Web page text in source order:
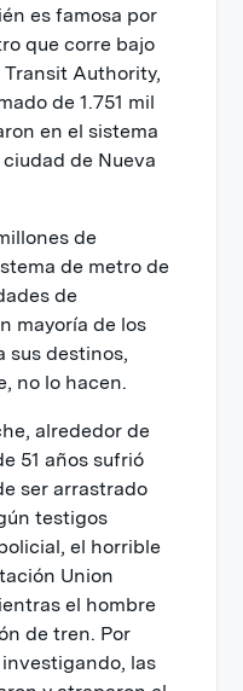
es famosa por
que corre bajo
Transit Authority,
de 1.751 mil
en el sistema
de Nueva
de
de metro de
de
mayoría de los
sus destinos,
no lo hacen.
alrededor de
51 años sufrió
ser arrastrado
testigos
el horrible
Union
el hombre
de tren. Por
las